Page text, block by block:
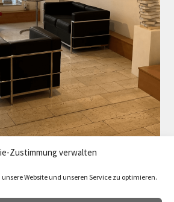
Zustimmung verwalten
Website und unseren Service zu optimieren.